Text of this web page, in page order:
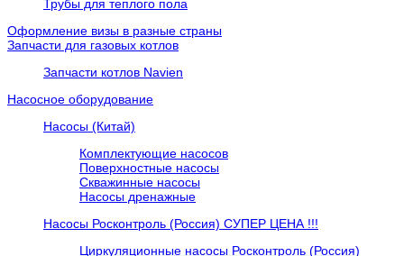
Трубы для теплого пола
Оформление визы в разные страны
Запчасти для газовых котлов
Запчасти котлов Navien
Насосное оборудование
Насосы (Китай)
Комплектующие насосов
Поверхностные насосы
Скважинные насосы
Насосы дренажные
Насосы Росконтроль (Россия) СУПЕР ЦЕНА !!!
Циркуляционные насосы Росконтроль (Россия)